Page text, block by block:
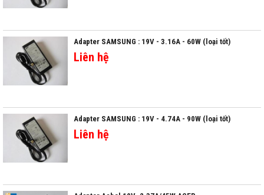
Adapter SAMSUNG : 19V - 3.16A - 60W (loại tốt)
Liên hệ
Adapter SAMSUNG : 19V - 4.74A - 90W (loại tốt)
Liên hệ